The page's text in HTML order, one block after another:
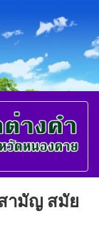
ามัญ สมัย